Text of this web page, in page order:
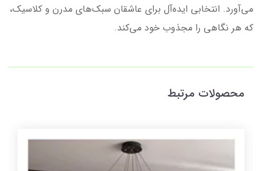
می‌آورد. انتخابی ایده‌آل برای عاشقان سبک‌های مدرن و کلاسیک،
که هر نگاهی را مجذوب خود می‌کند.
محصولات مرتبط